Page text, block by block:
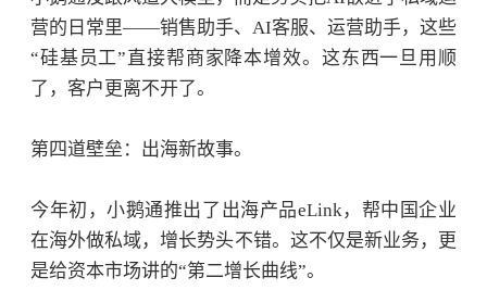
营的日常里——销售助手、AI客服、运营助手，这些
“硅基员工”直接帮商家降本增效。这东西一旦用顺
了，客户更离不开了。
第四道壁垒：出海新故事。
今年初，小鹅通推出了出海产品eLink，帮中国企业
在海外做私域，增长势头不错。这不仅是新业务，更
是给资本市场讲的“第二增长曲线”。